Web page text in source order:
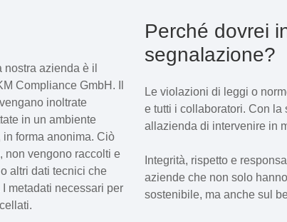
azienda è il
Compliance GmbH. Il
inoltrate
in un ambiente
forma anonima. Ciò
non vengono raccolti e
altri dati tecnici che
metadati necessari per
Perché dovrei
segnalazione?
Le violazioni di leggi o
e tutti i collaboratori. Con
allazienda di intervenire in
Integrità, rispetto e
aziende che non solo
sostenibile, ma anche sul